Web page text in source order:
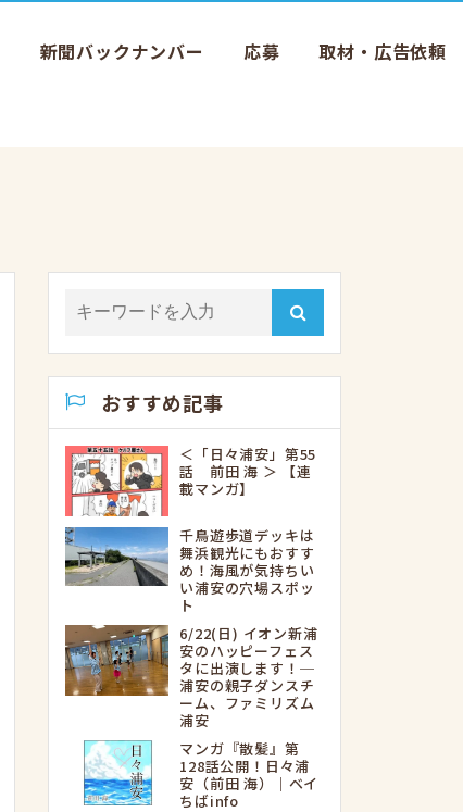
新聞バックナンバー 応募 取材・広告依頼
おすすめ記事
＜「日々浦安」第55
話 前田 海 ＞ 【連
載マンガ】
千鳥遊歩道デッキは
舞浜観光にもおすす
め！海風が気持ちい
い浦安の穴場スポッ
ト
6/22(日) イオン新浦
安のハッピーフェス
タに出演します！─
浦安の親子ダンスチ
ーム、ファミリズム
浦安
マンガ『散髪』第
128話公開！日々浦
安（前田 海）｜ベイ
ちばinfo